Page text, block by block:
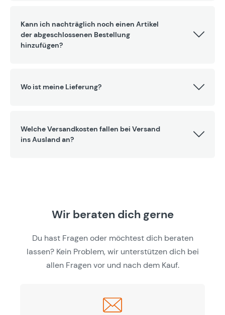
Kann ich nachträglich noch einen Artikel
der abgeschlossenen Bestellung
hinzufügen?
Wo ist meine Lieferung?
Welche Versandkosten fallen bei Versand
ins Ausland an?
Wir beraten dich gerne
Du hast Fragen oder möchtest dich beraten
lassen? Kein Problem, wir unterstützen dich bei
allen Fragen vor und nach dem Kauf.